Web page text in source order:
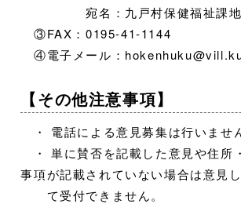
宛名：九戸村保健福祉課地
③FAX：0195-41-1144
④電子メール：
【その他注意事項】
・ 電話による意見募集は行いませ
・ 単に賛否を記載した意見や住所
事項が記載されていない場合は意見し
て受付できません。